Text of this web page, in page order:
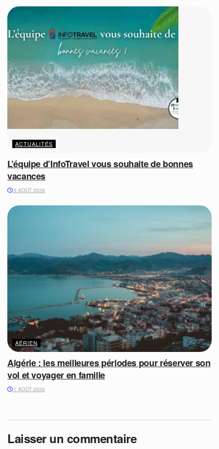
ACTUALITÉS
L’équipe d’InfoTravel vous souhaite de bonnes
vacances
5 AOÛT 2026
AÉRIEN
Algérie : les meilleures périodes pour réserver son
vol et voyager en famille
1 AOÛT 2026
Laisser un commentaire